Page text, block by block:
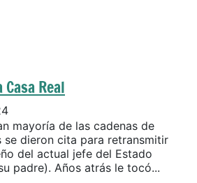
Real
mayoría de las cadenas de
se dieron cita para retransmitir
del actual jefe del Estado
padre). Años atrás le tocó...